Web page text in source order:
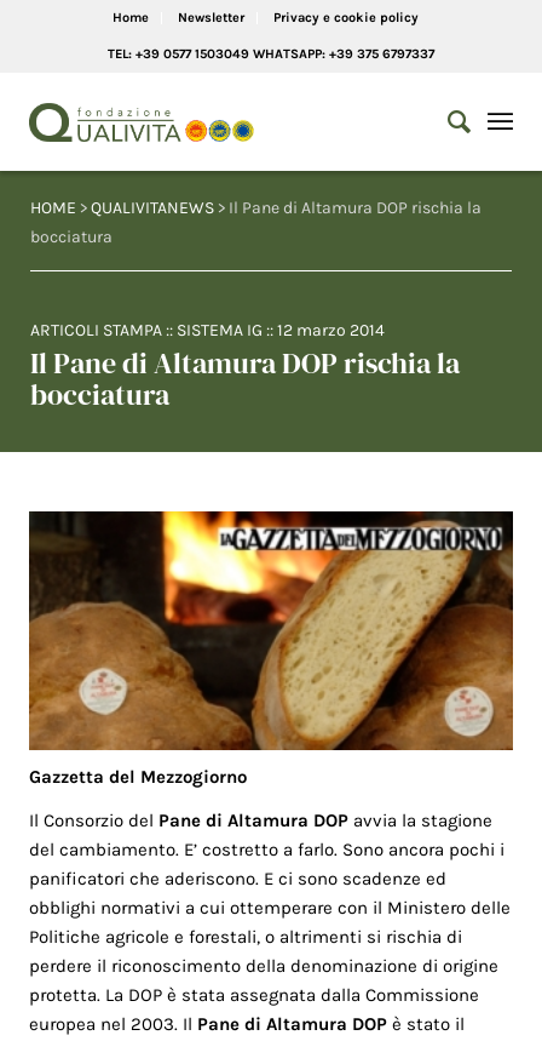
Home Newsletter Privacy e cookie policy
TEL: +39 0577 1503049 WHATSAPP: +39 375 6797337
HOME >QUALIVITANEWS > Il Pane di Altamura DOP rischia la
bocciatura
ARTICOLI STAMPA :: SISTEMA IG ::12 marzo 2014
Il Pane di Altamura DOP rischia la
bocciatura
Gazzetta del Mezzogiorno
Il Consorzio del Pane di Altamura DOP avvia la stagione
del cambiamento. E’ costretto a farlo. Sono ancora pochi i
panificatori che aderiscono. E ci sono scadenze ed
obblighi normativi a cui ottemperare con il Ministero delle
Politiche agricole e forestali, o altrimenti si rischia di
perdere il riconoscimento della denominazione di origine
protetta. La DOP è stata assegnata dalla Commissione
europea nel 2003. Il Pane di Altamura DOP è stato il